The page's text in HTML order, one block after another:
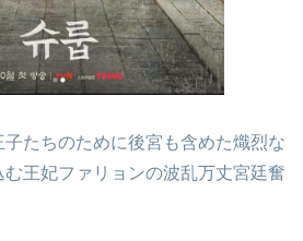
子たちのために後宮も含めた熾烈な
王妃ファリョンの波乱万丈宮廷奮